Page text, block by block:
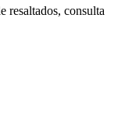
resaltados, consulta